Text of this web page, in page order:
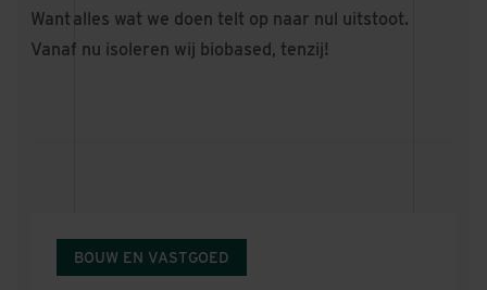
Want alles wat we doen telt op naar nul uitstoot.
Vanaf nu isoleren wij biobased, tenzij!
- strategie.
BOUW EN VASTGOED